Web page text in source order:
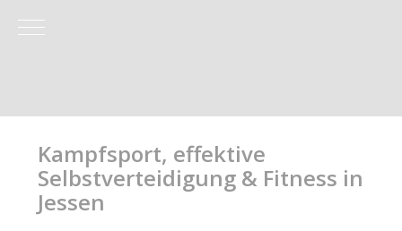
Mobile Menu Toggle
Kampfsport, effektive
Selbstverteidigung & Fitness in
Jessen